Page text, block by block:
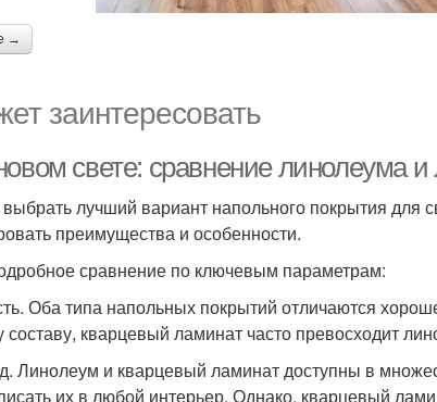
→
заинтересовать
свете: сравнение линолеума
лучший вариант напольного покрытия для
преимущества и особенности.
сравнение по ключевым параметрам:
Оба типа напольных покрытий отличаются
составу, кварцевый ламинат часто превосходит
Линолеум и кварцевый ламинат доступны в
их в любой интерьер. Однако, кварцевый